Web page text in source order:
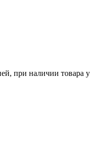
при наличии товара у